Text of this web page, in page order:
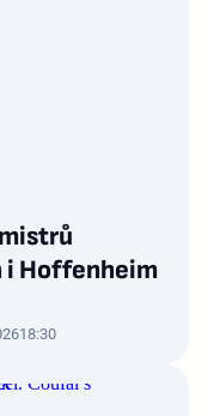
i Hoffenheim
18:30